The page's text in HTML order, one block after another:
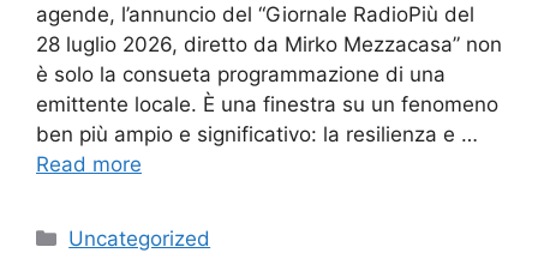
agende, l’annuncio del “Giornale RadioPiù del
28 luglio 2026, diretto da Mirko Mezzacasa” non
è solo la consueta programmazione di una
emittente locale. È una finestra su un fenomeno
ben più ampio e significativo: la resilienza e …
Read more
Categories
Uncategorized